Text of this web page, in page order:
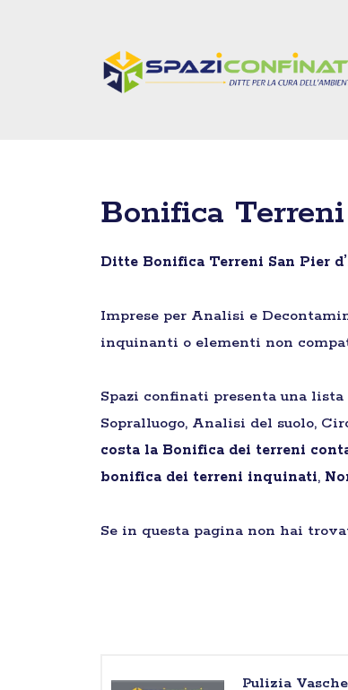
Bonifica
Ditte Bonifica Terreni San Pier
Imprese per Analisi e
inquinanti o elementi non
Spazi confinati presenta una
Sopralluogo, Analisi del suolo,
costa la Bonifica dei terreni
bonifica dei terreni inquinati,
Se in questa pagina non hai
Pulizia